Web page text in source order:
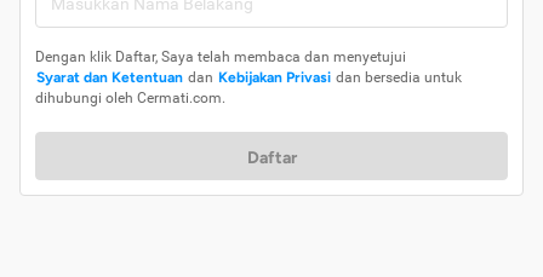
Dengan klik Daftar, Saya telah membaca dan menyetujui
Syarat dan Ketentuan dan Kebijakan Privasi dan bersedia untuk
dihubungi oleh Cermati.com.
Daftar